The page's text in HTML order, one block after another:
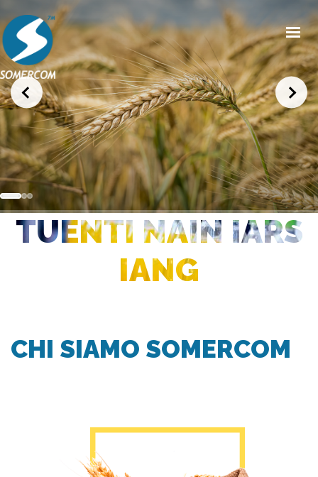
HOME
CHI SIAMO
PRODOTTI
MERCATI
NEWS/EVENTI
CONDIZIONI GENERALI DI VENDITA
TUENTI NAIN IARS
IANG
CHI SIAMO SOMERCOM